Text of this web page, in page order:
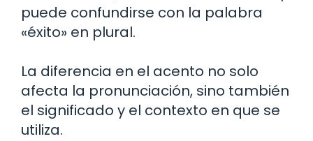
puede confundirse con la palabra
«éxito» en plural.
La diferencia en el acento no solo
afecta la pronunciación, sino también
el significado y el contexto en que se
utiliza.